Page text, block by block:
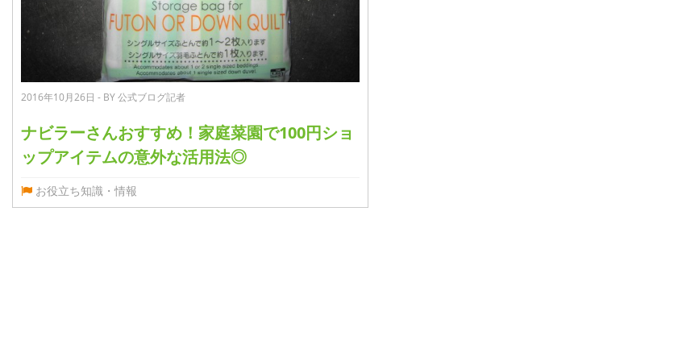
2016年10月26日 - BY 公式ブログ記者
ナビラーさんおすすめ！家庭菜園で100円ショ
ップアイテムの意外な活用法◎
お役立ち知識・情報